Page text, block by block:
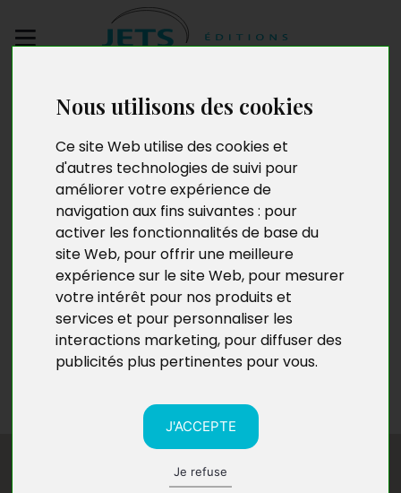
Nous utilisons des cookies
Ce site Web utilise des cookies et
d'autres technologies de suivi pour
améliorer votre expérience de
navigation aux fins suivantes : pour
activer les fonctionnalités de base du
site Web, pour offrir une meilleure
expérience sur le site Web, pour mesurer
votre intérêt pour nos produits et
services et pour personnaliser les
interactions marketing, pour diffuser des
publicités plus pertinentes pour vous.
J'ACCEPTE
Je refuse
manuscrit
Hussein Abdul Khalek
Hussein Abdul Khalek a 36 ans, Diplômé en
comptabilité, il exerce aussi dans le domaine du
coachinglife & body languageet anime des
séminaires sur lawinning attitude. Grand adepte des
arts martiaux japonais, il étudie l’aïkido et enseigne le
judo aux enfants. Consacrant sa vie aux voyages et à